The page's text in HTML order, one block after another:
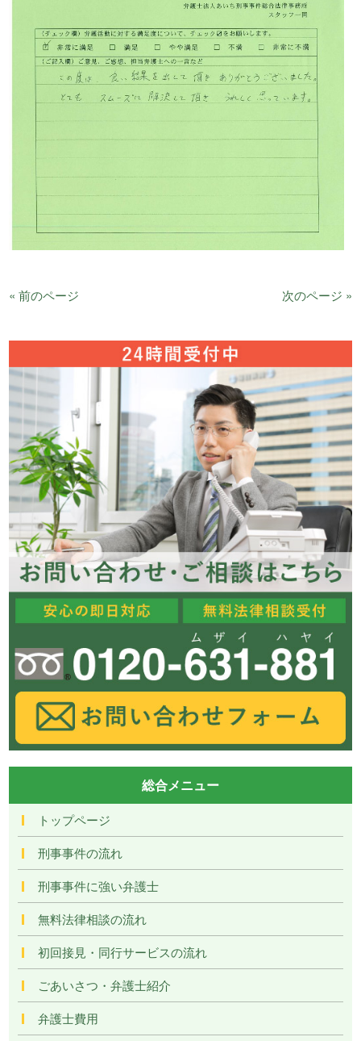
« 前のページ 次のページ »
総合メニュー
トップページ
刑事事件の流れ
刑事事件に強い弁護士
無料法律相談の流れ
初回接見・同行サービスの流れ
ごあいさつ・弁護士紹介
弁護士費用